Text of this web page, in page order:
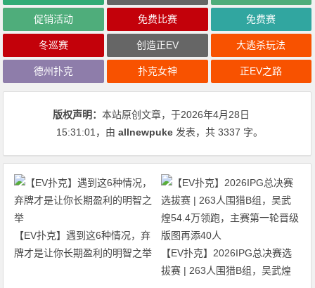
促销活动 免费比赛 免费赛
冬巡赛 创造正EV 大逃杀玩法
德州扑克 扑克女神 正EV之路
版权声明：本站原创文章，于2026年4月28日
15:31:01，由allnewpuke 发表，共 3337 字。
【EV扑克】遇到这6种情况，弃
牌才是让你长期盈利的明智之举
【EV扑克】2026IPG总决赛选
拔赛 | 263人围猎B组，吴武煌